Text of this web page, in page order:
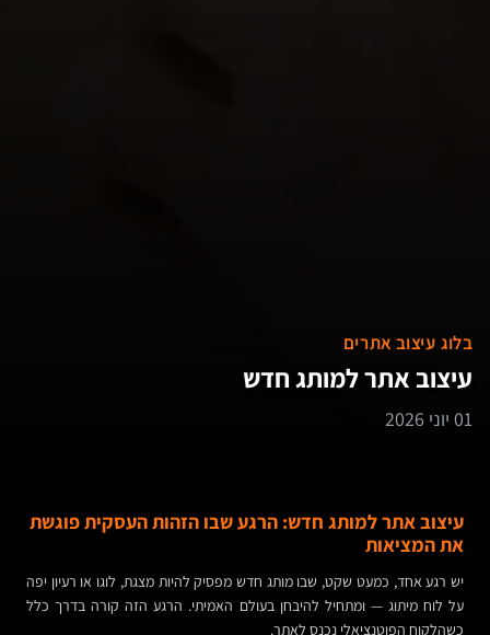
בלוג עיצוב אתרים
עיצוב אתר למותג חדש
01 יוני 2026
עיצוב אתר למותג חדש: הרגע שבו הזהות העסקית פוגשת
את המציאות
יש רגע אחד, כמעט שקט, שבו מותג חדש מפסיק להיות מצגת, לוגו או רעיון יפה
על לוח מיתוג — ומתחיל להיבחן בעולם האמיתי. הרגע הזה קורה בדרך כלל
כשהלקוח הפוטנציאלי נכנס לאתר.